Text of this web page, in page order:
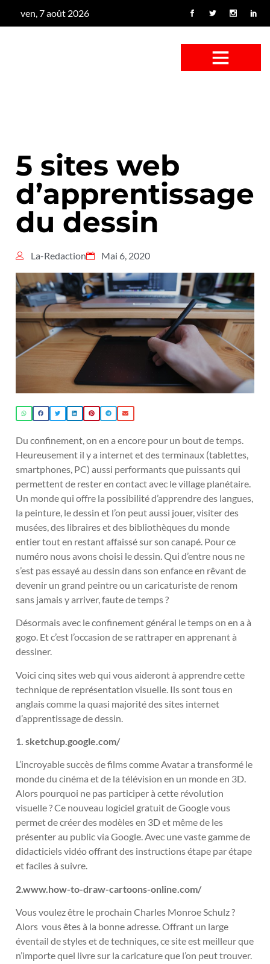
ven, 7 août 2026
5 sites web
d’apprentissage
du dessin
La-Redaction Mai 6, 2020
Du confinement, on en a encore pour un bout de temps.
Heureusement il y a internet et des terminaux (tablettes,
smartphones, PC) aussi performants que puissants qui
permettent de rester en contact avec le village planétaire.
Un monde qui offre la possibilité d’apprendre des langues,
la peinture, le dessin et l’on peut aussi jouer, visiter des
musées, des libraires et des bibliothèques du monde
entier tout en restant affaissé sur son canapé. Pour ce
numéro nous avons choisi le dessin. Qui d’entre nous ne
s’est pas essayé au dessin dans son enfance en rêvant de
devenir un grand peintre ou un caricaturiste de renom
sans jamais y arriver, faute de temps ?
Désormais avec le confinement général le temps on en a à
gogo. Et c’est l’occasion de se rattraper en apprenant à
dessiner.
Voici cinq sites web qui vous aideront à apprendre cette
technique de représentation visuelle. Ils sont tous en
anglais comme la quasi majorité des sites internet
d’apprentissage de dessin.
1. sketchup.google.com/
L’incroyable succès de films comme Avatar a transformé le
monde du cinéma et de la télévision en un monde en 3D.
Alors pourquoi ne pas participer à cette révolution
visuelle ? Ce nouveau logiciel gratuit de Google vous
permet de créer des modèles en 3D et même de les
présenter au public via Google. Avec une vaste gamme de
didacticiels vidéo offrant des instructions étape par étape
et faciles à suivre.
2.www.how-to-draw-cartoons-online.com/
Vous voulez être le prochain Charles Monroe Schulz ?
Alors vous êtes à la bonne adresse. Offrant un large
éventail de styles et de techniques, ce site est meilleur que
n’importe quel livre sur la caricature que l’on peut trouver.